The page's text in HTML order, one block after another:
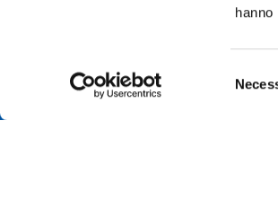
del
Tel.+39 0521 902111
PEC:protocollo@pec.unipr.it